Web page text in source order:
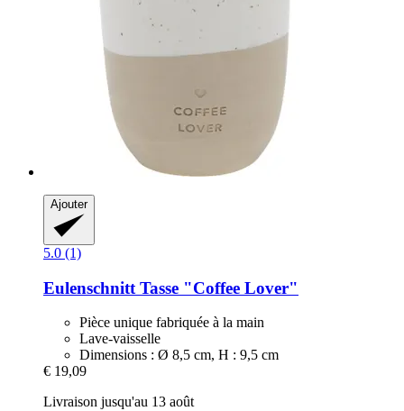
Ajouter
5.0 (1)
Eulenschnitt Tasse "Coffee Lover"
Pièce unique fabriquée à la main
Lave-vaisselle
Dimensions : Ø 8,5 cm, H : 9,5 cm
€ 19,09
Livraison jusqu'au 13 août